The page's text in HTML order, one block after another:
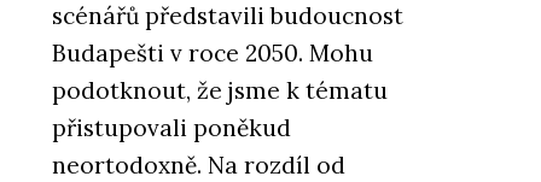
scénářů představili budoucnost
Budapešti v roce 2050. Mohu
podotknout, že jsme k tématu
přistupovali poněkud
neortodoxně. Na rozdíl od